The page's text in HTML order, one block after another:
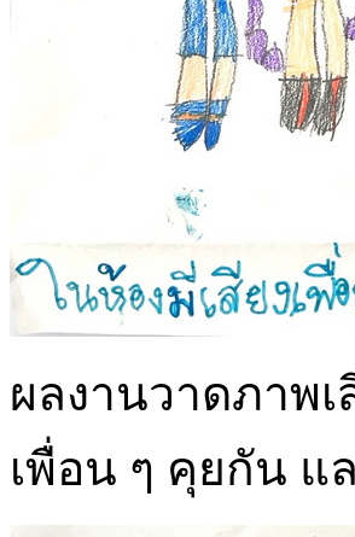
ผลงานวาดภาพเ
เพื่อน ๆ คุยกัน แ